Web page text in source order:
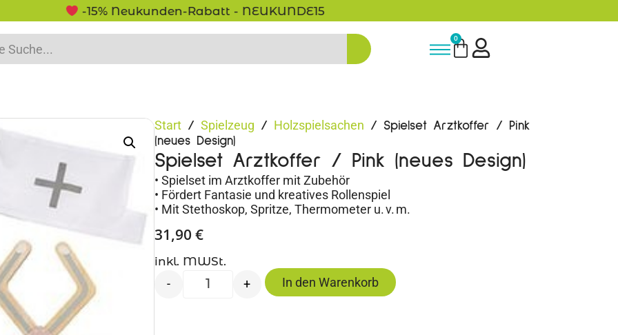
-15% Neukunden-Rabatt - NEUKUNDE15
0
Start / Spielzeug / Holzspielsachen / Spielset Arztkoffer / Pink
(neues Design)
Spielset Arztkoffer / Pink (neues Design)
• Spielset im Arztkoffer mit Zubehör
• Fördert Fantasie und kreatives Rollenspiel
• Mit Stethoskop, Spritze, Thermometer u. v. m.
31,90 €
inkl. MWSt.
- + In den Warenkorb